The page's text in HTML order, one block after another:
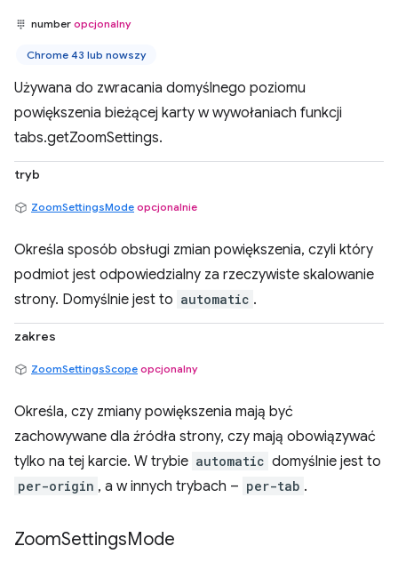
number opcjonalny
Chrome 43 lub nowszy
Używana do zwracania domyślnego poziomu
powiększenia bieżącej karty w wywołaniach funkcji
tabs.getZoomSettings.
tryb
ZoomSettingsMode opcjonalnie
Określa sposób obsługi zmian powiększenia, czyli który
podmiot jest odpowiedzialny za rzeczywiste skalowanie
strony. Domyślnie jest to automatic .
zakres
ZoomSettingsScope opcjonalny
Określa, czy zmiany powiększenia mają być
zachowywane dla źródła strony, czy mają obowiązywać
tylko na tej karcie. W trybie automatic domyślnie jest to
per-origin , a w innych trybach – per-tab .
ZoomSettingsMode